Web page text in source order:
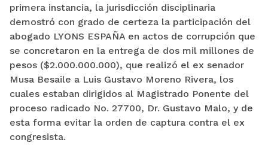
primera instancia, la jurisdicción disciplinaria
demostró con grado de certeza la participación del
abogado LYONS ESPAÑA en actos de corrupción que
se concretaron en la entrega de dos mil millones de
pesos ($2.000.000.000), que realizó el ex senador
Musa Besaile a Luis Gustavo Moreno Rivera, los
cuales estaban dirigidos al Magistrado Ponente del
proceso radicado No. 27700, Dr. Gustavo Malo, y de
esta forma evitar la orden de captura contra el ex
congresista.